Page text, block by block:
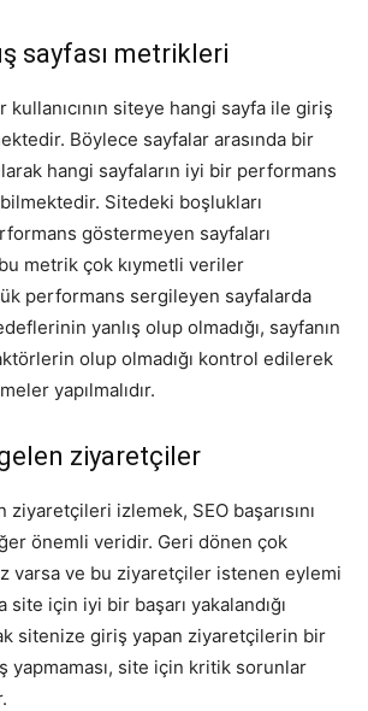
sayfası metrikleri
kullanıcının siteye hangi sayfa ile giriş
Böylece sayfalar arasında bir
hangi sayfaların iyi bir performans
Sitedeki boşlukları
göstermeyen sayfaları
metrik çok kıymetli veriler
performans sergileyen sayfalarda
yanlış olup olmadığı, sayfanın
olup olmadığı kontrol edilerek
yapılmalıdır.
ziyaretçiler
izlemek, SEO başarısını
önemli veridir. Geri dönen çok
varsa ve bu ziyaretçiler istenen eylemi
için iyi bir başarı yakalandığı
sitenize giriş yapan ziyaretçilerin bir
yapmaması, site için kritik sorunlar